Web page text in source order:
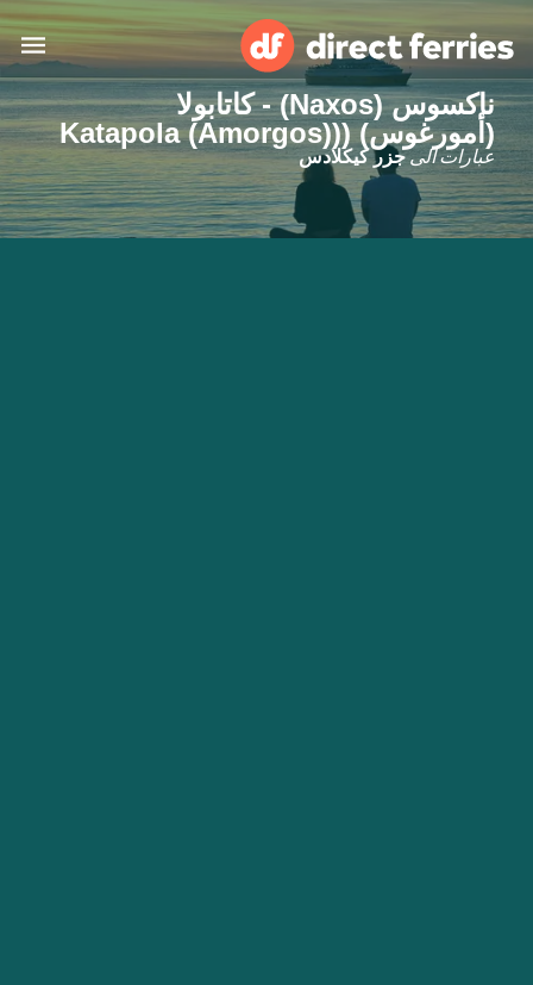
البلدان
تذاكر العبّارة
ناكسوس (Naxos) - كاتابولا
(أمورغوس) ((Katapola (Amorgos)
عبارات الىجزر كيكلادس